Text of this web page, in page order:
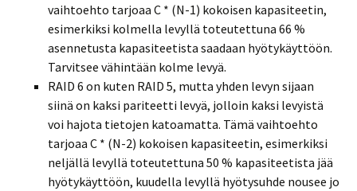
vaihtoehto tarjoaa C * (N-1) kokoisen kapasiteetin,
esimerkiksi kolmella levyllä toteutettuna 66 %
asennetusta kapasiteetista saadaan hyötykäyttöön.
Tarvitsee vähintään kolme levyä.
RAID 6 on kuten RAID 5, mutta yhden levyn sijaan
siinä on kaksi pariteetti levyä, jolloin kaksi levyistä
voi hajota tietojen katoamatta. Tämä vaihtoehto
tarjoaa C * (N-2) kokoisen kapasiteetin, esimerkiksi
neljällä levyllä toteutettuna 50 % kapasiteetista jää
hyötykäyttöön, kuudella levyllä hyötysuhde nousee jo